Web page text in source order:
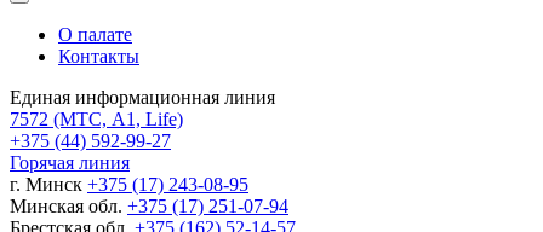
О палате
Контакты
Единая информационная линия
7572 (МТС, A1, Life)
+375 (44) 592-99-27
Горячая линия
г. Минск +375 (17) 243-08-95
Минская обл. +375 (17) 251-07-94
Брестская обл. +375 (162) 52-14-57